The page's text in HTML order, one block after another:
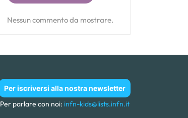
Nessun commento da mostrare.
Per iscriversi alla nostra newsletter
Per parlare con noi: infn-kids@lists.infn.it